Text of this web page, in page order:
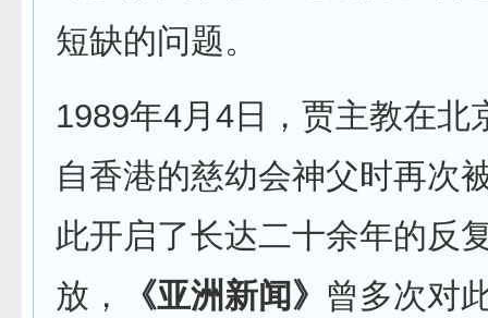
短缺的问题。
1989年4月4日，贾主教在北
自香港的慈幼会神父时再次
此开启了长达二十余年的反
放，
《亚洲新闻》 曾多次对